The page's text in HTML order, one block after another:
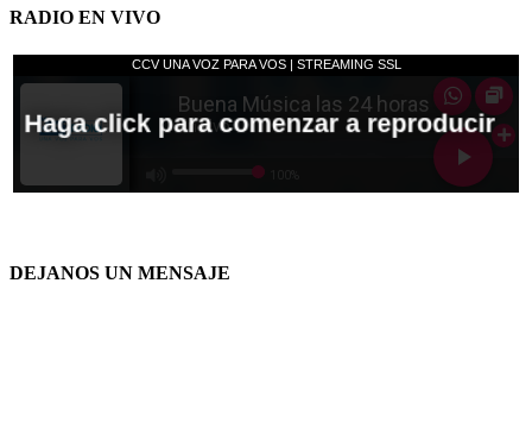
RADIO EN VIVO
DEJANOS UN MENSAJE